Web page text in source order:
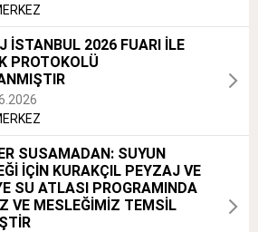
İSTANBUL 2026 FUARI İLE
PROTOKOLÜ
SUSAMADAN: SUYUN
İÇİN KURAKÇIL PEYZAJ VE
SU ATLASI PROGRAMINDA
VE MESLEĞİMİZ TEMSİL